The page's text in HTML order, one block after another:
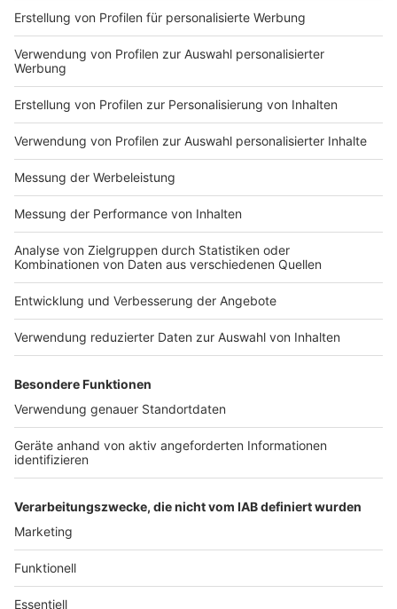
Säule 6: Verbundenheit
Anzeige
Wir Menschen sind soziale Wesen.
Im Urlaub ist Zeit, um mal wieder miteinander in Ruhe
zu sprechen.
Es gibt eine super spannende Studie: Pendler wurden
gebeten, einfach mal fremde Menschen
anzusprechen.
Das Ergebnis: Die Fahrt war viel schöner als bei
denjenigen, die die ganze Zeit mit Noise Cancelling und
Also: Leute im Urlaub, mal losziehen, andere Menschen
ansprechen!
Von mir aus im Pool – vielleicht nicht an der
Massagedüse – oder abends am Buffet.
Das sind kleine Momente des Kontaktaufnehmens –
Anzeige